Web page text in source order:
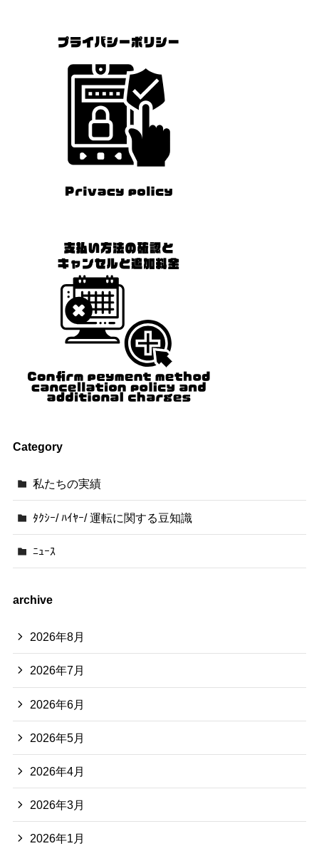
Category
私たちの実績
ﾀｸｼｰ/ ﾊｲﾔｰ/ 運転に関する豆知識
ﾆｭｰｽ
archive
2026年8月
2026年7月
2026年6月
2026年5月
2026年4月
2026年3月
2026年1月